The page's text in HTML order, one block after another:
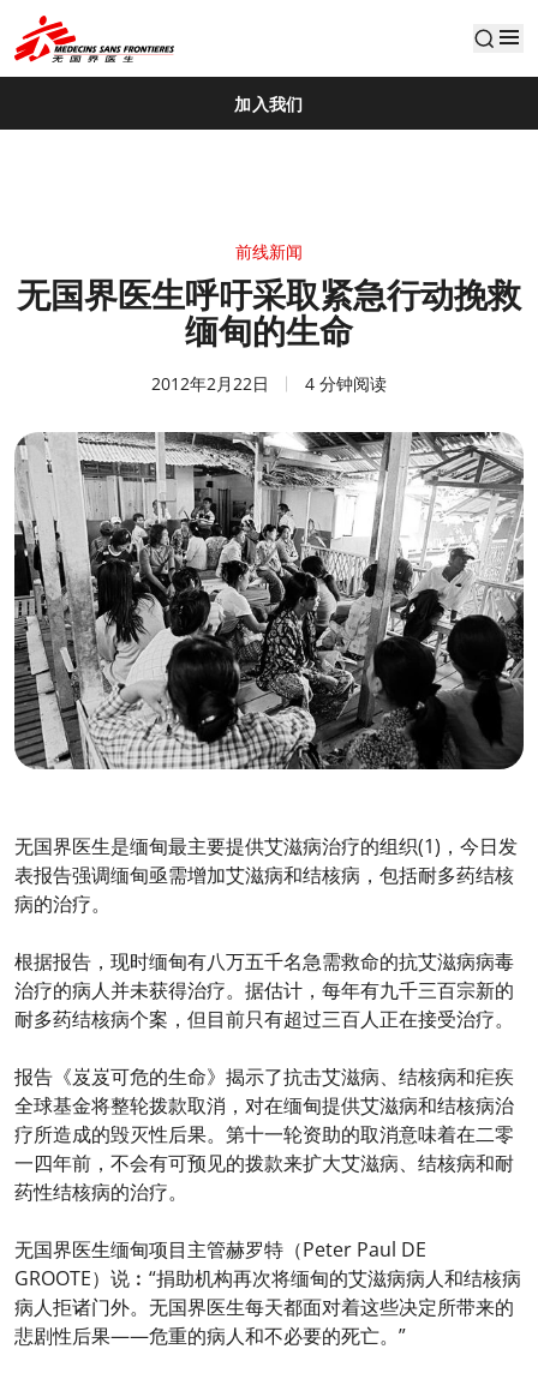
default
加入我们
前线新闻
无国界医生呼吁采取紧急行动挽救
缅甸的生命
2012年2月22日 4 分钟阅读
无国界医生是缅甸最主要提供艾滋病治疗的组织(1)，今日发
表报告强调缅甸亟需增加艾滋病和结核病，包括耐多药结核
病的治疗。
根据报告，现时缅甸有八万五千名急需救命的抗艾滋病病毒
治疗的病人并未获得治疗。据估计，每年有九千三百宗新的
耐多药结核病个案，但目前只有超过三百人正在接受治疗。
报告《岌岌可危的生命》揭示了抗击艾滋病、结核病和疟疾
全球基金将整轮拨款取消，对在缅甸提供艾滋病和结核病治
疗所造成的毁灭性后果。第十一轮资助的取消意味着在二零
一四年前，不会有可预见的拨款来扩大艾滋病、结核病和耐
药性结核病的治疗。
无国界医生缅甸项目主管赫罗特（Peter Paul DE
GROOTE）说︰“捐助机构再次将缅甸的艾滋病病人和结核病
病人拒诸门外。无国界医生每天都面对着这些决定所带来的
悲剧性后果——危重的病人和不必要的死亡。”